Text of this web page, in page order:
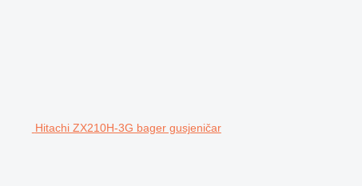
Hitachi ZX210H-3G bager gusjeničar